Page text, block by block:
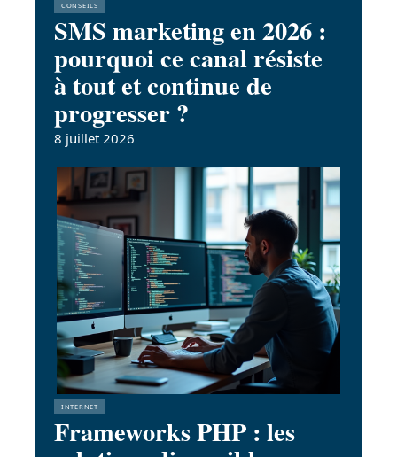
CONSEILS
SMS marketing en 2026 :
pourquoi ce canal résiste
à tout et continue de
progresser ?
8 juillet 2026
INTERNET
Frameworks PHP : les